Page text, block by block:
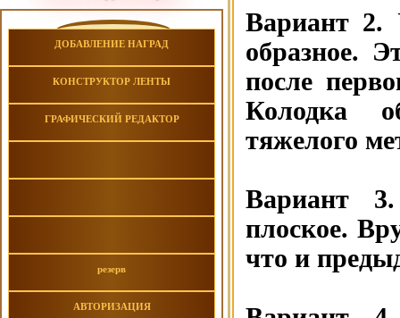
ДОБАВЛЕНИЕ НАГРАД
КОНСТРУКТОР ЛЕНТЫ
ГРАФИЧЕСКИЙ РЕДАКТОР
резерв
АВТОРИЗАЦИЯ
Вариант 2.
образное.
после
Колодка
тяжелого
Вариант
плоское.
что и